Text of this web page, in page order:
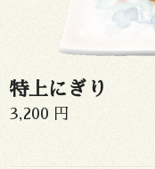
特上にぎり
3,200 円